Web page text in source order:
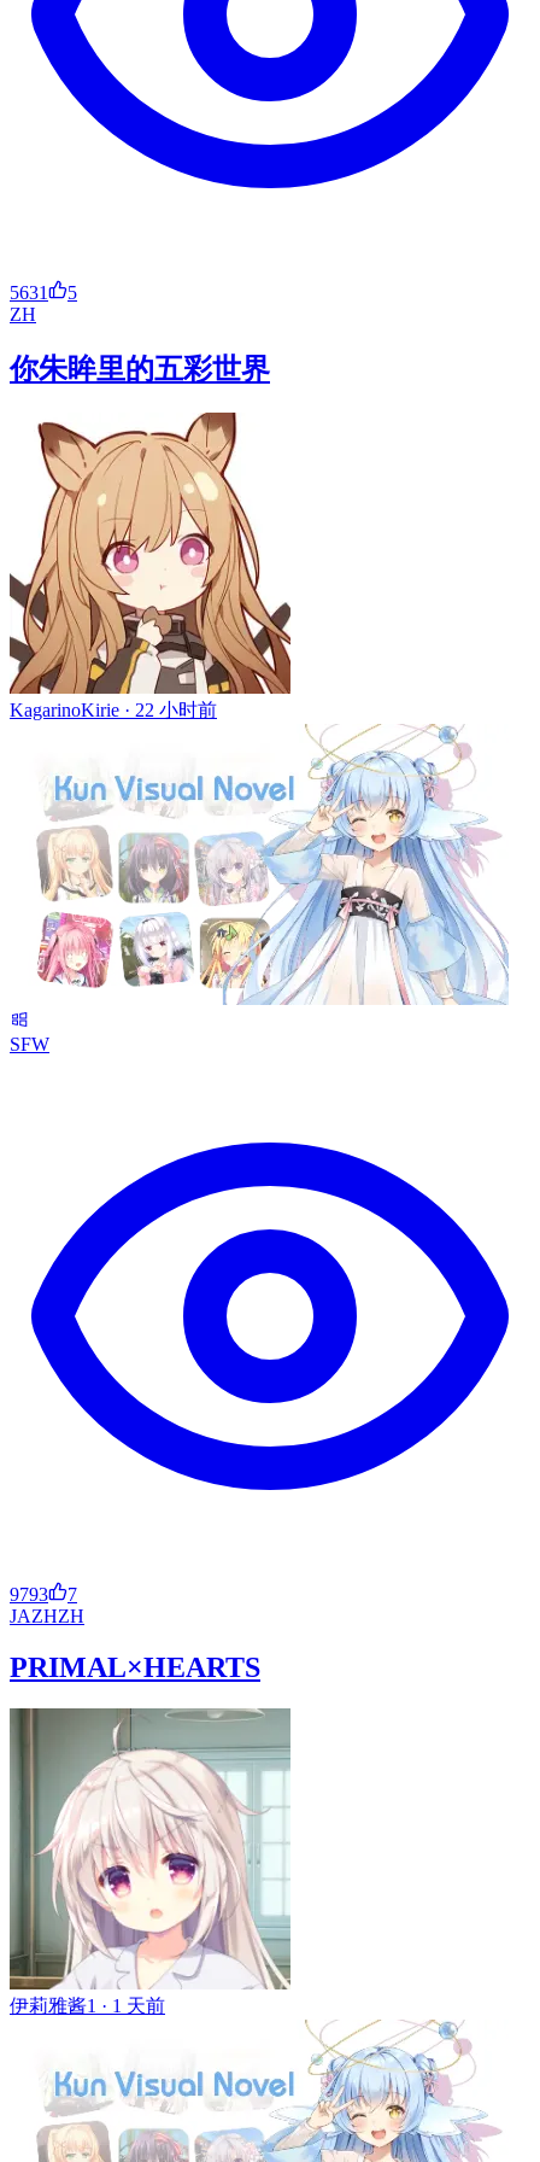
5631
5
ZH
你朱眸里的五彩世界
KagarinoKirie · 22 小时前
SFW
9793
7
JAZHZH
PRIMAL×HEARTS
伊莉雅酱1 · 1 天前